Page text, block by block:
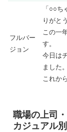
フルバー
ジョン
「○○
りがとう
この一
す。
今日は
ました。
これか
職場の上司
カジュアル別